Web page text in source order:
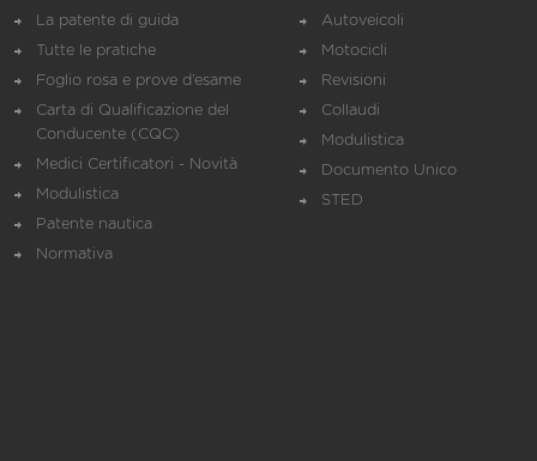
La patente di guida
Tutte le pratiche
Foglio rosa e prove d’esame
Carta di Qualificazione del
Conducente (CQC)
Medici Certificatori - Novità
Modulistica
Patente nautica
Normativa
Autoveicoli
Motocicli
Revisioni
Collaudi
Modulistica
Documento Unico
STED